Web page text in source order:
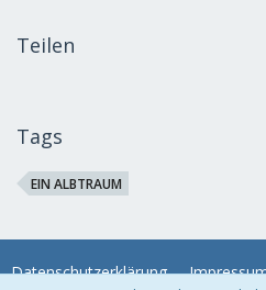
Teilen
Tags
EIN ALBTRAUM
Datenschutzerklärung